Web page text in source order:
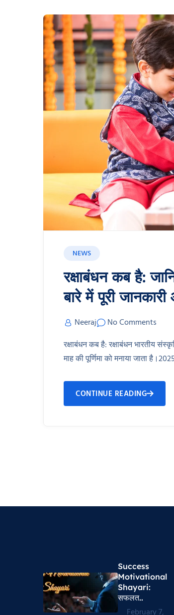
NEWS
रक्षाबंधन कब है:
बारे में पूरी
Neeraj
No Comments
रक्षाबंधन कब है: रक्षाबंधन भारतीय
माह की पूर्णिमा को मनाया जाता
CONTINUE READING
Success
Motivational
Shayari​:
सफलत..